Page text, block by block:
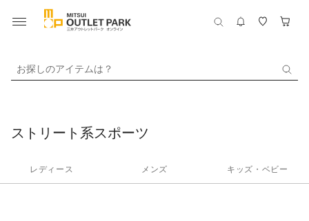
お探しのアイテムは？
ストリート系スポーツ
レディース メンズ キッズ・ベビー